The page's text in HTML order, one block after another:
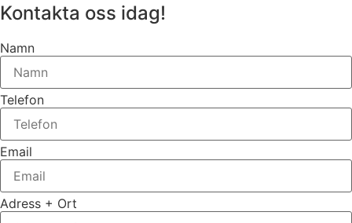
Kontakta oss idag!
Namn
Telefon
Email
Adress + Ort